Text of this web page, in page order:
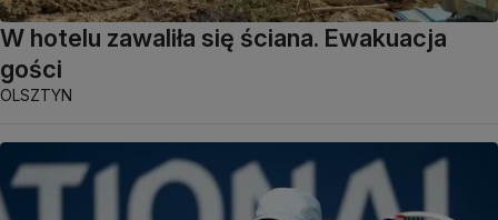
W hotelu zawaliła się ściana. Ewakuacja
gości
OLSZTYN